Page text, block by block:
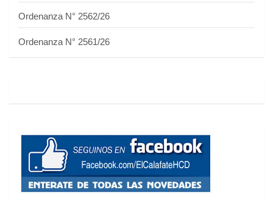
Ordenanza N° 2562/26
Ordenanza N° 2561/26